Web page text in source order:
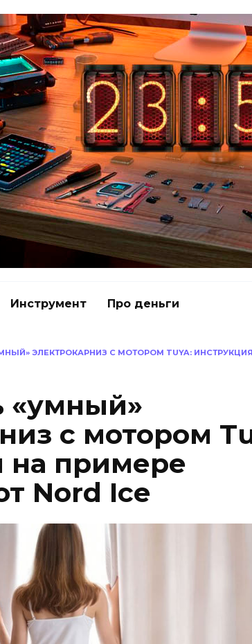
Инструмент Про деньги
ЭЛЕКТРОКАРНИЗ С МОТОРОМ TUYA:
«умный»
с мотором
на примере
Nord Ice